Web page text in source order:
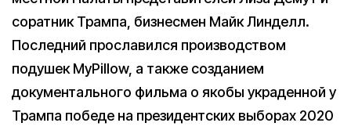
соратник Трампа, бизнесмен Майк Линделл.
Последний прославился производством
подушек MyPillow, а также созданием
документального фильма о якобы украденной у
Трампа победе на президентских выборах 2020